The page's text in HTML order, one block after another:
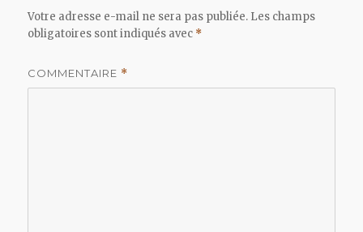
Votre adresse e-mail ne sera pas publiée. Les champs
obligatoires sont indiqués avec *
COMMENTAIRE *